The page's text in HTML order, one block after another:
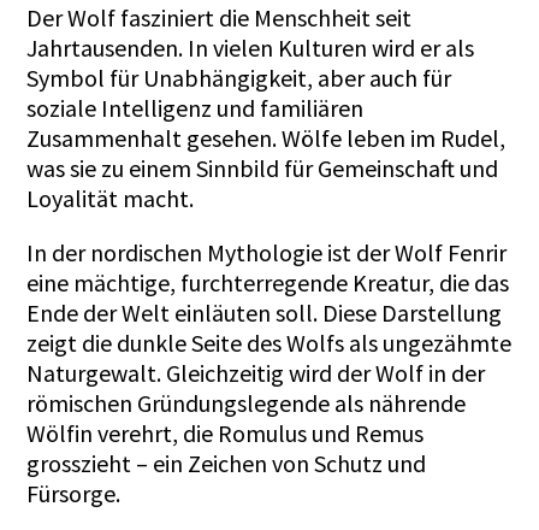
Der Wolf fasziniert die Menschheit seit
Jahrtausenden. In vielen Kulturen wird er als
Symbol für Unabhängigkeit, aber auch für
soziale Intelligenz und familiären
Zusammenhalt gesehen. Wölfe leben im Rudel,
was sie zu einem Sinnbild für Gemeinschaft und
Loyalität macht.
In der nordischen Mythologie ist der Wolf Fenrir
eine mächtige, furchterregende Kreatur, die das
Ende der Welt einläuten soll. Diese Darstellung
zeigt die dunkle Seite des Wolfs als ungezähmte
Naturgewalt. Gleichzeitig wird der Wolf in der
römischen Gründungslegende als nährende
Wölfin verehrt, die Romulus und Remus
grosszieht – ein Zeichen von Schutz und
Fürsorge.